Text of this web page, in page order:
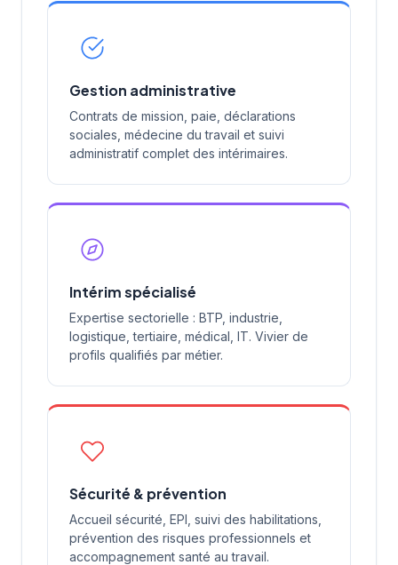
Gestion administrative
Contrats de mission, paie, déclarations
sociales, médecine du travail et suivi
administratif complet des intérimaires.
Intérim spécialisé
Expertise sectorielle : BTP, industrie,
logistique, tertiaire, médical, IT. Vivier de
profils qualifiés par métier.
Sécurité & prévention
Accueil sécurité, EPI, suivi des habilitations,
prévention des risques professionnels et
accompagnement santé au travail.